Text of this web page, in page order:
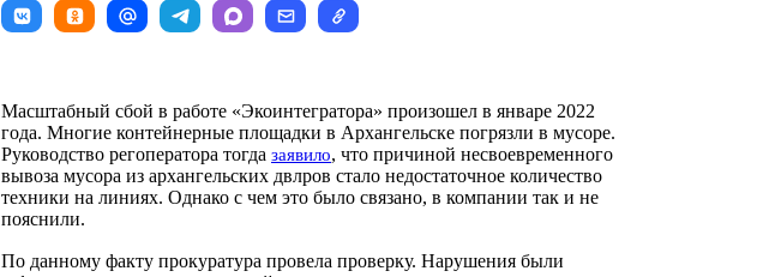
Масштабный сбой в работе «Экоинтегратора» произошел в январе 2022
года. Многие контейнерные площадки в Архангельске погрязли в мусоре.
Руководство регоператора тогда заявило, что причиной несвоевременного
вывоза мусора из архангельских двлров стало недостаточное количество
техники на линиях. Однако с чем это было связано, в компании так и не
пояснили.
По данному факту прокуратура провела проверку. Нарушения были